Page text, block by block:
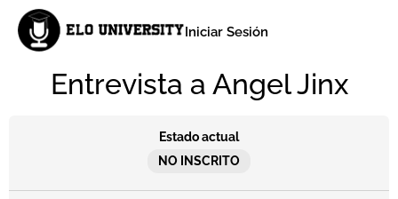
Iniciar Sesión
Entrevista a Angel Jinx
Estado actual
NO INSCRITO